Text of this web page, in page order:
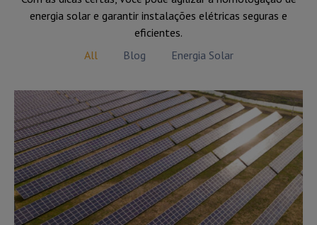
energia solar e garantir instalações elétricas seguras e
eficientes.
All
Blog Energia Solar